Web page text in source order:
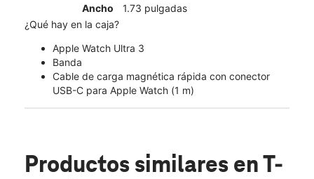
Ancho
1.73 pulgadas
¿Qué hay en la caja?
Apple Watch Ultra 3
Banda
Cable de carga magnética rápida con conector
USB-C para Apple Watch (1 m)
Productos similares en T-